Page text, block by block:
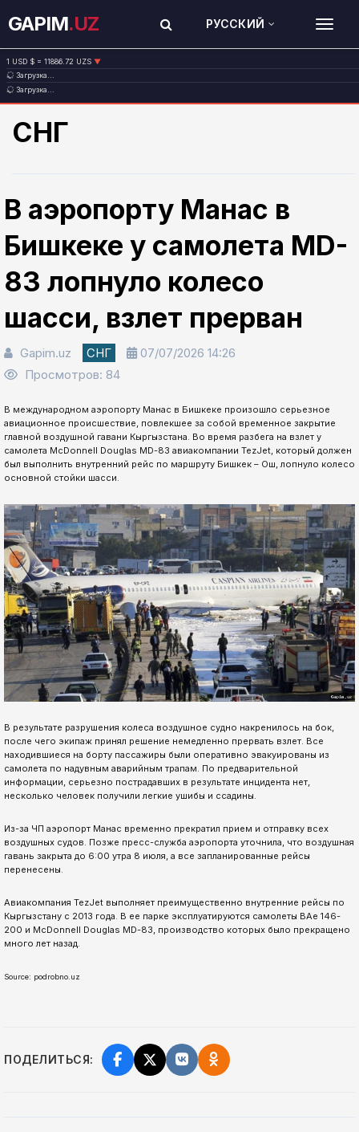
GAPIM.UZ РУССКИЙ
1 USD $ = 11886.72 UZS ▼
1 EUR € = 13717.27 UZS
1 RUB ₽ = 146.37 UZS
1 CNY ¥ = 1761.23 UZS▼
Загрузка...
Загрузка...
СНГ
В аэропорту Манас в
Бишкеке у самолета MD-
83 лопнуло колесо
шасси, взлет прерван
Gapim.uz СНГ
07/07/2026 14:26
Просмотров: 84
В международном аэропорту Манас в Бишкеке произошло серьезное
авиационное происшествие, повлекшее за собой временное закрытие
главной воздушной гавани Кыргызстана. Во время разбега на взлет у
самолета McDonnell Douglas MD-83 авиакомпании TezJet, который должен
был выполнить внутренний рейс по маршруту Бишкек – Ош, лопнуло колесо
основной стойки шасси.
В результате разрушения колеса воздушное судно накренилось на бок,
после чего экипаж принял решение немедленно прервать взлет. Все
находившиеся на борту пассажиры были оперативно эвакуированы из
самолета по надувным аварийным трапам. По предварительной
информации, серьезно пострадавших в результате инцидента нет,
несколько человек получили легкие ушибы и ссадины.
Из-за ЧП аэропорт Манас временно прекратил прием и отправку всех
воздушных судов. Позже пресс-служба аэропорта уточнила, что воздушная
гавань закрыта до 6:00 утра 8 июля, а все запланированные рейсы
перенесены.
Авиакомпания TezJet выполняет преимущественно внутренние рейсы по
Кыргызстану с 2013 года. В ее парке эксплуатируются самолеты BAe 146-
200 и McDonnell Douglas MD-83, производство которых было прекращено
много лет назад.
Source: podrobno.uz
ПОДЕЛИТЬСЯ: